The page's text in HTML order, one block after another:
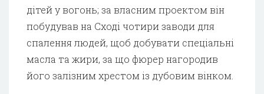
дітей у вогонь; за власним проектом він
побудував на Сході чотири заводи для
спалення людей, щоб добувати спеціальні
масла та жири, за що фюрер нагородив
його залізним хрестом із дубовим вінком.